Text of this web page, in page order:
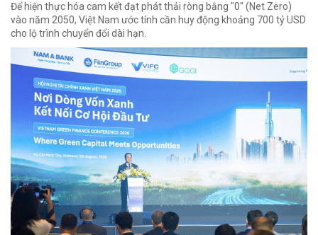
Để hiện thực hóa cam kết đạt phát thải ròng bằng "0" (Net Zero)
vào năm 2050, Việt Nam ước tính cần huy động khoảng 700 tỷ USD
cho lộ trình chuyển đổi dài hạn.